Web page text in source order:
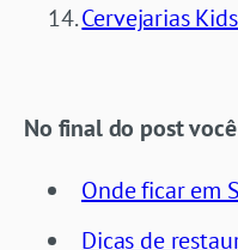
Cervejarias
No final do post
Onde ficar em
Dicas de